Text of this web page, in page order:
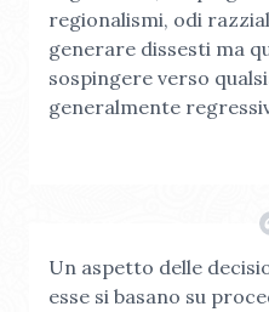
regionalismi, odi
generare dissesti ma
sospingere verso
generalmente
Un aspetto delle
esse si basano su